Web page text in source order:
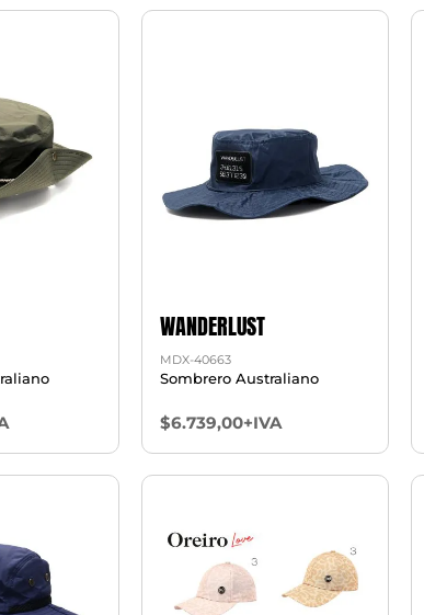
WANDERLUST
MDX-40663
Sombrero Australiano
$6.739,00+IVA